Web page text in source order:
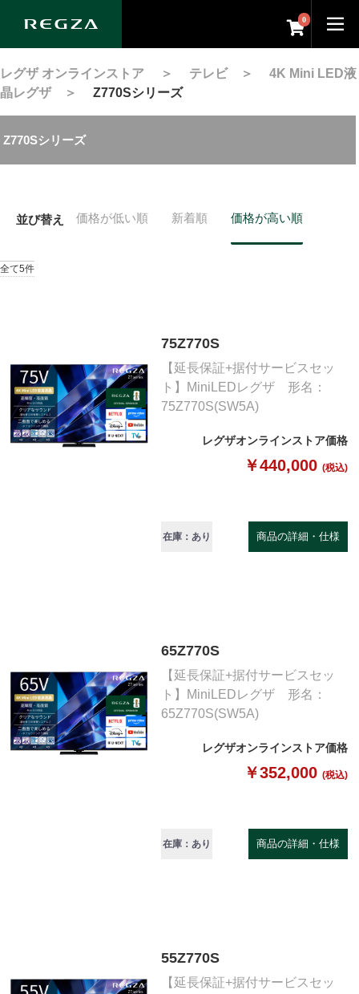
0
レグザ オンラインストア ＞ テレビ＞ 4K Mini LED液
晶レグザ＞ Z770Sシリーズ
Z770Sシリーズ
並び替え 価格が低い順 新着順 価格が高い順
全て5件
75Z770S
【延長保証+据付サービスセッ
ト】MiniLEDレグザ 形名：
75Z770S(SW5A)
レグザオンラインストア価格
￥440,000 (税込)
在庫：あり 商品の詳細・仕様
65Z770S
【延長保証+据付サービスセッ
ト】MiniLEDレグザ 形名：
65Z770S(SW5A)
レグザオンラインストア価格
￥352,000 (税込)
在庫：あり 商品の詳細・仕様
55Z770S
【延長保証+据付サービスセッ